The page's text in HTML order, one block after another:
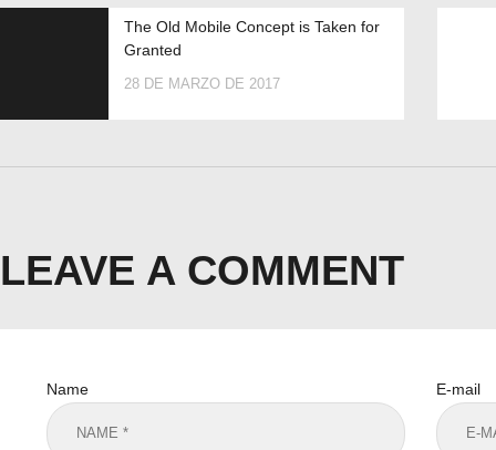
The Old Mobile Concept is Taken for
Granted
28 DE MARZO DE 2017
LEAVE A COMMENT
Name E-mail